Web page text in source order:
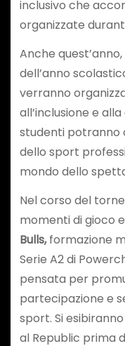
inclusivo che
organizzate
Anche
dell’anno
verranno
all’inclusione e
studenti potranno
dello sport
mondo dello
Nel corso del
momenti di gioco
Bulls,formazione
Serie A2 di
pensata per
partecipazione e
sport. Si
al Republic prima